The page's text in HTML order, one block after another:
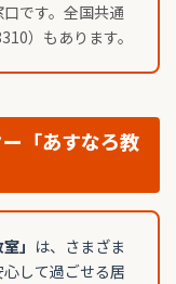
です。全国共通
）もあります。
「あすなろ教
」 は、さまざま
して過ごせる居